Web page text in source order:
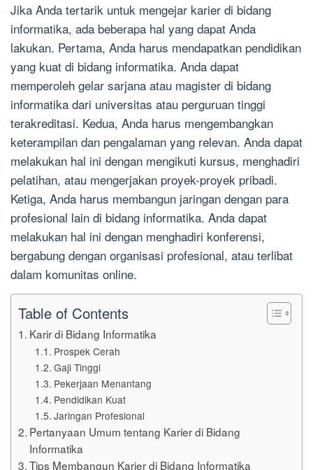
Jika Anda tertarik untuk mengejar karier di bidang
informatika, ada beberapa hal yang dapat Anda
lakukan. Pertama, Anda harus mendapatkan pendidikan
yang kuat di bidang informatika. Anda dapat
memperoleh gelar sarjana atau magister di bidang
informatika dari universitas atau perguruan tinggi
terakreditasi. Kedua, Anda harus mengembangkan
keterampilan dan pengalaman yang relevan. Anda dapat
melakukan hal ini dengan mengikuti kursus, menghadiri
pelatihan, atau mengerjakan proyek-proyek pribadi.
Ketiga, Anda harus membangun jaringan dengan para
profesional lain di bidang informatika. Anda dapat
melakukan hal ini dengan menghadiri konferensi,
bergabung dengan organisasi profesional, atau terlibat
dalam komunitas online.
Table of Contents
Karir di Bidang Informatika
Prospek Cerah
Gaji Tinggi
Pekerjaan Menantang
Pendidikan Kuat
Jaringan Profesional
Pertanyaan Umum tentang Karier di Bidang
Informatika
Tips Membangun Karier di Bidang Informatika